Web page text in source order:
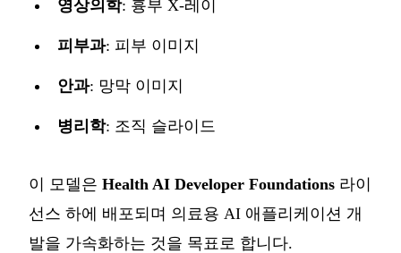
영상의학: 흉부 X-레이
피부과: 피부 이미지
안과: 망막 이미지
병리학: 조직 슬라이드
이 모델은 Health AI Developer Foundations 라이
선스 하에 배포되며 의료용 AI 애플리케이션 개
발을 가속화하는 것을 목표로 합니다.